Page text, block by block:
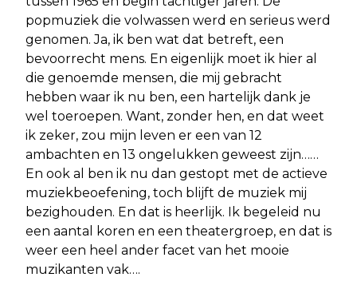
popmuziek die volwassen werd en serieus werd
genomen. Ja, ik ben wat dat betreft, een
bevoorrecht mens. En eigenlijk moet ik hier al
die genoemde mensen, die mij gebracht
hebben waar ik nu ben, een hartelijk dank je
wel toeroepen. Want, zonder hen, en dat weet
ik zeker, zou mijn leven er een van 12
ambachten en 13 ongelukken geweest zijn……
En ook al ben ik nu dan gestopt met de actieve
muziekbeoefening, toch blijft de muziek mij
bezighouden. En dat is heerlijk. Ik begeleid nu
een aantal koren en een theatergroep, en dat is
weer een heel ander facet van het mooie
muzikanten vak….